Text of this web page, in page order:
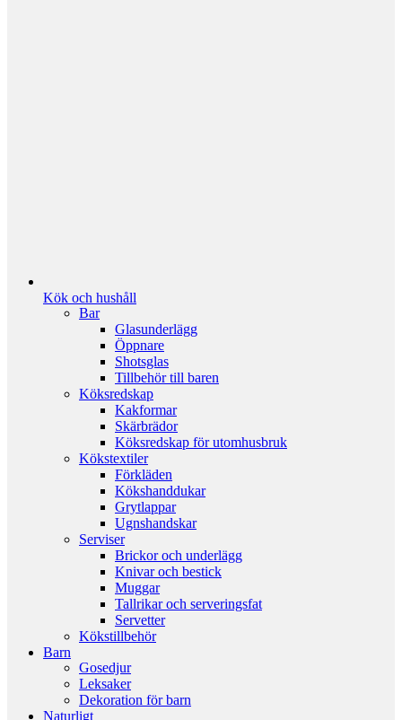
Kök och hushåll
Bar
Glasunderlägg
Öppnare
Shotsglas
Tillbehör till baren
Köksredskap
Kakformar
Skärbrädor
Köksredskap för utomhusbruk
Kökstextiler
Förkläden
Kökshanddukar
Grytlappar
Ugnshandskar
Serviser
Brickor och underlägg
Knivar och bestick
Muggar
Tallrikar och serveringsfat
Servetter
Kökstillbehör
Barn
Gosedjur
Leksaker
Dekoration för barn
Naturligt